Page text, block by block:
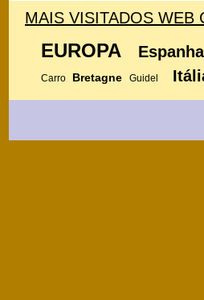
MAIS VISITADOS WEB
EUROPA Espanha
Carro Bretagne Guidel